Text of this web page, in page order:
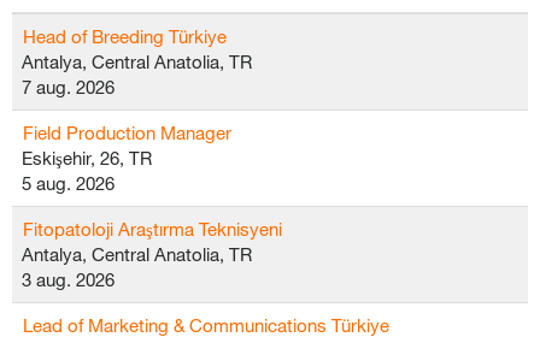
Head of Breeding Türkiye
Antalya, Central Anatolia, TR
7 aug. 2026
Field Production Manager
Eskişehir, 26, TR
5 aug. 2026
Fitopatoloji Araştırma Teknisyeni
Antalya, Central Anatolia, TR
3 aug. 2026
Lead of Marketing & Communications Türkiye